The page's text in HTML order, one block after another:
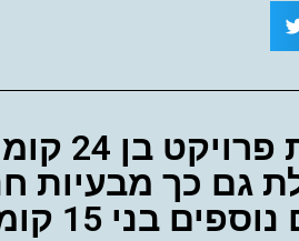
תושבי
גם כך מבעיות
בני 15 קומות